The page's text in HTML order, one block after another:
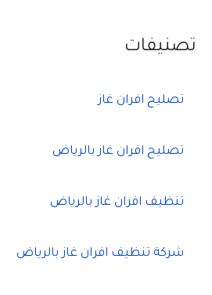
تصنيفات
تصليح افران غاز
تصليح افران غاز بالرياض
تنظيف افران غاز بالرياض
شركة تنظيف افران غاز بالرياض